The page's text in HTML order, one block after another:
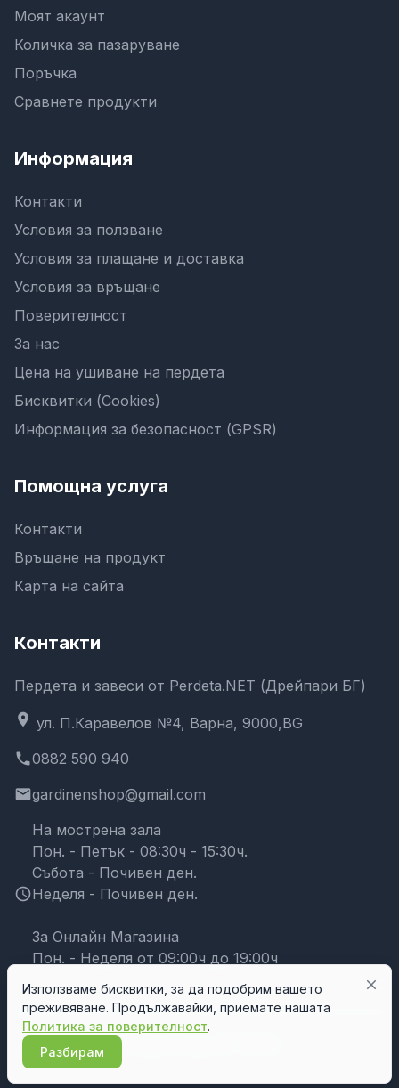
Моят акаунт
Количка за пазаруване
Поръчка
Сравнете продукти
Информация
Контакти
Условия за ползване
Условия за плащане и доставка
Условия за връщане
Поверителност
За нас
Цена на ушиване на пердета
Бисквитки (Cookies)
Информация за безопасност (GPSR)
Помощна услуга
Контакти
Връщане на продукт
Карта на сайта
Контакти
Пердета и завеси от Perdeta.NET (Дрейпари БГ)
location_on ул. П.Каравелов №4, Варна, 9000,BG
phone0882 590 940
emailgardinenshop@gmail.com
schedule
На мострена зала
Пон. - Петък - 08:30ч - 15:30ч.
Събота - Почивен ден.
Неделя - Почивен ден.
За Онлайн Магазина
Пон. - Неделя от 09:00ч до 19:00ч
close
Използваме бисквитки, за да подобрим вашето
преживяване. Продължавайки, приемате нашата
Политика за поверителност.
Разбирам